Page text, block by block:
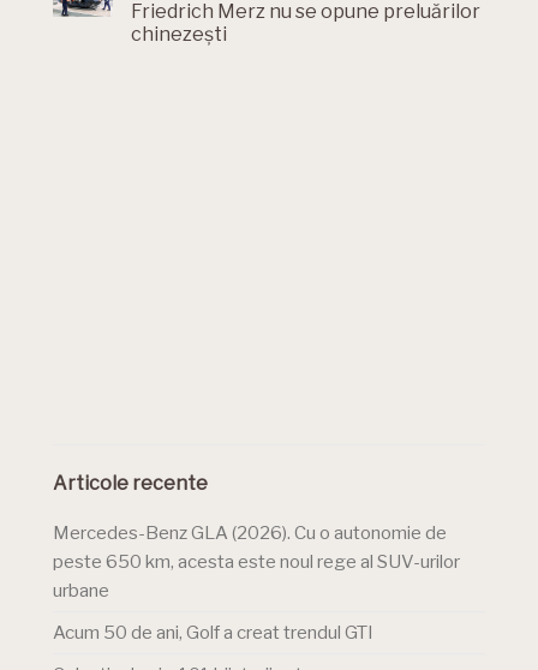
Friedrich Merz nu se opune preluărilor
chinezești
Articole recente
Mercedes-Benz GLA (2026). Cu o autonomie de
peste 650 km, acesta este noul rege al SUV-urilor
urbane
Acum 50 de ani, Golf a creat trendul GTI